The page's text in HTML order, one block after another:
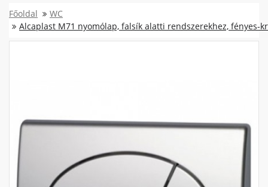
Főoldal
WC
Alcaplast M71 nyomólap, falsík alatti rendszerekhez, fényes-